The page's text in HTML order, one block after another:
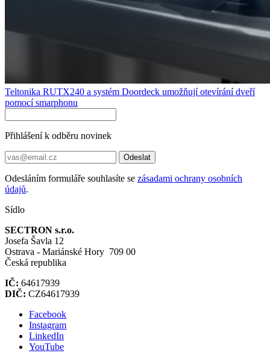
Teltonika RUTX240 a systém Doordeck umožňují otevírání dveří
pomocí smarphonu
Přihlášení k odběru novinek
Odeslat
Odesláním formuláře souhlasíte se zásadami ochrany osobních
údajů.
Sídlo
SECTRON s.r.o.
Josefa Šavla 12
Ostrava - Mariánské Hory 709 00
Česká republika
IČ: 64617939
DIČ: CZ64617939
Facebook
Instagram
LinkedIn
YouTube